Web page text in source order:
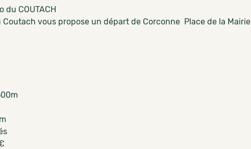
du COUTACH
vous propose un départ de Corconne Place de la Mairie